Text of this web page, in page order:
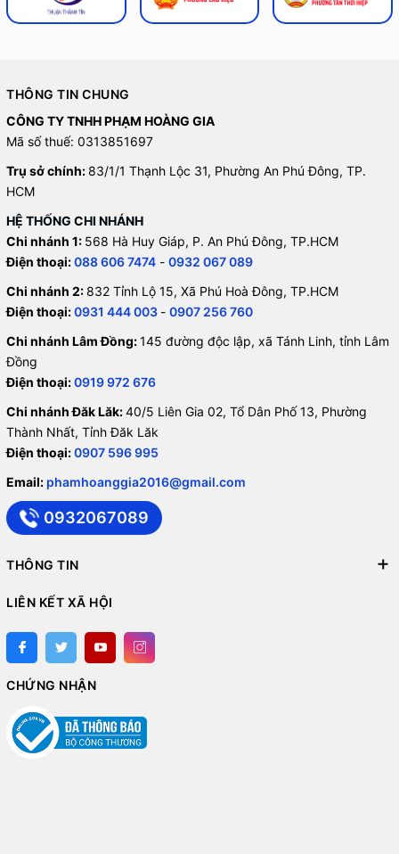
THÔNG TIN CHUNG
CÔNG TY TNHH PHẠM HOÀNG GIA
Mã số thuế: 0313851697
Trụ sở chính: 83/1/1 Thạnh Lộc 31, Phường An Phú Đông, TP.
HCM
HỆ THỐNG CHI NHÁNH
Chi nhánh 1: 568 Hà Huy Giáp, P. An Phú Đông, TP.HCM
Điện thoại:088 606 7474 - 0932 067 089
Chi nhánh 2: 832 Tỉnh Lộ 15, Xã Phú Hoà Đông, TP.HCM
Điện thoại:0931 444 003 - 0907 256 760
Chi nhánh Lâm Đồng:145 đường độc lập, xã Tánh Linh, tỉnh Lâm
Đồng
Điện thoại:0919 972 676
Chi nhánh Đăk Lăk:40/5 Liên Gia 02, Tổ Dân Phố 13, Phường
Thành Nhất, Tỉnh Đăk Lăk
Điện thoại:0907 596 995
Email: phamhoanggia2016@gmail.com
0932067089
THÔNG TIN
LIÊN KẾT XÃ HỘI
CHỨNG NHẬN